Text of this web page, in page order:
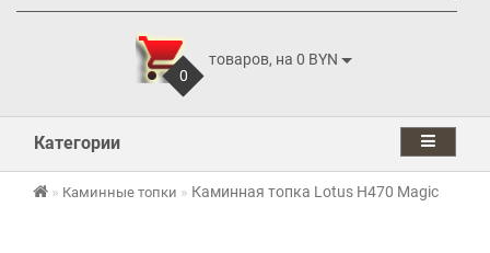
0
товаров, на 0 BYN
Категории
Каминные топки Каминная топка Lotus H470 Magic